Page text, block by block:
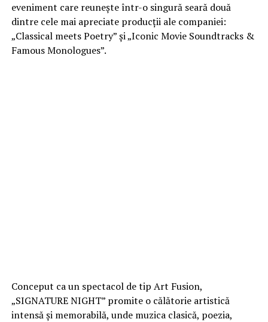
eveniment care reunește într-o singură seară două
dintre cele mai apreciate producții ale companiei:
„Classical meets Poetry” și „Iconic Movie Soundtracks &
Famous Monologues”.
Conceput ca un spectacol de tip Art Fusion,
„SIGNATURE NIGHT” promite o călătorie artistică
intensă și memorabilă, unde muzica clasică, poezia,